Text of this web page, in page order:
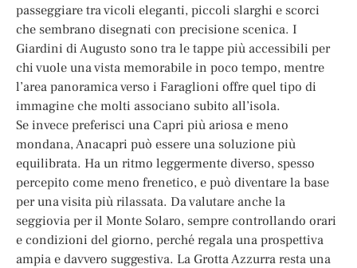
passeggiare tra vicoli eleganti, piccoli slarghi e scorci
che sembrano disegnati con precisione scenica. I
Giardini di Augusto sono tra le tappe più accessibili per
chi vuole una vista memorabile in poco tempo, mentre
l’area panoramica verso i Faraglioni offre quel tipo di
immagine che molti associano subito all’isola.
Se invece preferisci una Capri più ariosa e meno
mondana, Anacapri può essere una soluzione più
equilibrata. Ha un ritmo leggermente diverso, spesso
percepito come meno frenetico, e può diventare la base
per una visita più rilassata. Da valutare anche la
seggiovia per il Monte Solaro, sempre controllando orari
e condizioni del giorno, perché regala una prospettiva
ampia e davvero suggestiva. La Grotta Azzurra resta una